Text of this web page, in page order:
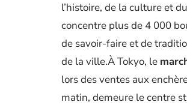
l’histoire, de la culture et
concentre plus de 4 000
de savoir-faire et de
de la ville.À Tokyo, le
lors des ventes aux
matin, demeure le centre